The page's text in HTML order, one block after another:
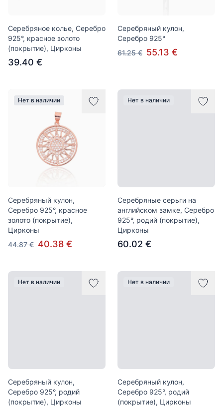
Серебряное колье, Серебро
925°, красное золото
(покрытие), Цирконы
39.40 €
Серебряный кулон,
Серебро 925°
61.25 € 55.13 €
Нет в наличии
Серебряный кулон,
Серебро 925°, красное
золото (покрытие),
Цирконы
44.87 € 40.38 €
Нет в наличии
Серебряные серьги на
английском замке, Серебро
925°, родий (покрытие),
Цирконы
60.02 €
Нет в наличии
Серебряный кулон,
Серебро 925°, родий
(покрытие), Цирконы
Нет в наличии
Серебряный кулон,
Серебро 925°, родий
(покрытие), Цирконы